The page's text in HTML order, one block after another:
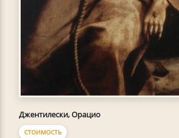
Джентилески, Орацио
СТОИМОСТЬ